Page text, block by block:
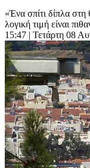
«Ένα σπίτι δίπλα
λογική τιμή είναι
15:47 | Τετάρτη 08